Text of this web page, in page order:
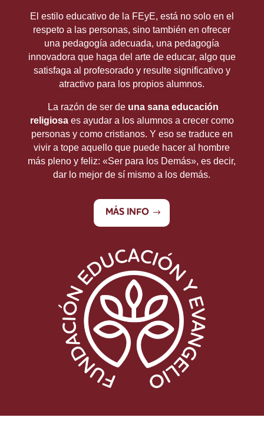
El estilo educativo de la FEyE, está no solo en el
respeto a las personas, sino también en ofrecer
una pedagogía adecuada, una pedagogía
innovadora que haga del arte de educar, algo que
satisfaga al profesorado y resulte significativo y
atractivo para los propios alumnos.
La razón de ser de una sana educación
religiosaes ayudar a los alumnos a crecer como
personas y como cristianos. Y eso se traduce en
vivir a tope aquello que puede hacer al hombre
más pleno y feliz: «Ser para los Demás», es decir,
dar lo mejor de sí mismo a los demás.
MÁS INFO